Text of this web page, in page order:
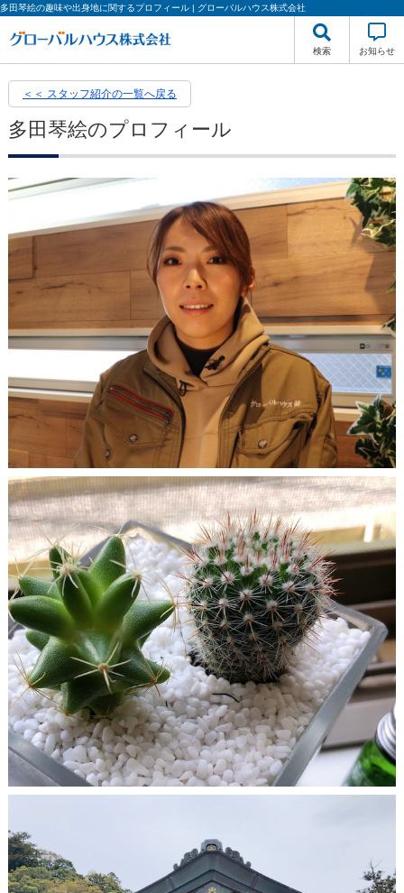
多田琴絵の趣味や出身地に関するプロフィール | グローバルハウス株式会社
検索 お知らせ
＜＜ スタッフ紹介の一覧へ戻る
多田琴絵のプロフィール